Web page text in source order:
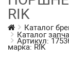
RIK
Каталог
Каталог
Артикул:
марка: RIK